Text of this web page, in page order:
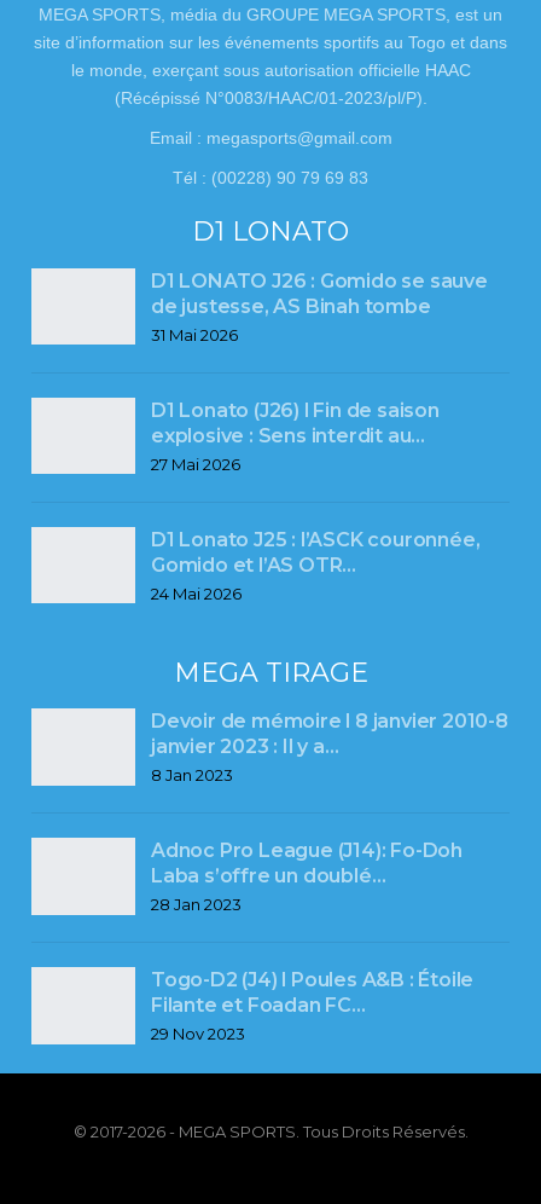
MEGA SPORTS, média du GROUPE MEGA SPORTS, est un
site d’information sur les événements sportifs au Togo et dans
le monde, exerçant sous autorisation officielle HAAC
(Récépissé N°0083/HAAC/01-2023/pl/P).
Email : megasports@gmail.com
Tél : (00228) 90 79 69 83
D1 LONATO
D1 LONATO J26 : Gomido se sauve
de justesse, AS Binah tombe
31 Mai 2026
D1 Lonato (J26) l Fin de saison
explosive : Sens interdit au…
27 Mai 2026
D1 Lonato J25 : l’ASCK couronnée,
Gomido et l’AS OTR…
24 Mai 2026
MEGA TIRAGE
Devoir de mémoire l 8 janvier 2010-8
janvier 2023 : Il y a…
8 Jan 2023
Adnoc Pro League (J14): Fo-Doh
Laba s’offre un doublé…
28 Jan 2023
Togo-D2 (J4) l Poules A&B : Étoile
Filante et Foadan FC…
29 Nov 2023
© 2017-2026 - MEGA SPORTS. Tous Droits Réservés.